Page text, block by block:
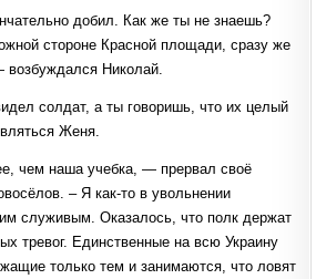
добил. Как же ты не знаешь?
стороне Красной площади, сразу же
Николай.
солдат, а ты говоришь, что их целый
Женя.
чем наша учебка, — прервал своё
– Я как-то в увольнении
служивым. Оказалось, что полк держат
тревог. Единственные на всю Украину
только тем и занимаются, что ловят